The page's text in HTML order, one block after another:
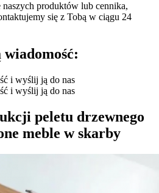
naszych produktów lub cennika,
się z Tobą w ciągu 24
i wyślij ją do nas
i wyślij ją do nas
peletu drzewnego
meble w skarby